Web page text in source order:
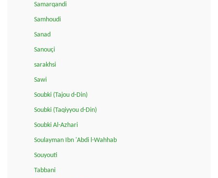
Samarqandi
Samhoudi
Sanad
Sanouçi
sarakhsi
Sawi
Soubki (Tajou d-Din)
Soubki (Taqiyyou d-Din)
Soubki Al-Azhari
Soulayman Ibn 'Abdi l-Wahhab
Souyouti
Tabbani